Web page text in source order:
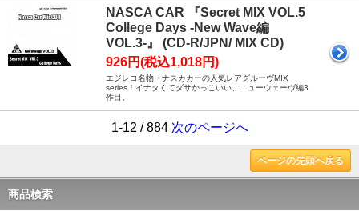
NASCA CAR 『Secret MIX VOL.5
College Days -New Wave編
VOL.3-』 (CD-R/JPN/ MIX CD)
926円(税込1,018円)
エジレコ名物・ナスカカーの人気レアグルーヴMIX
series！イナタくてダサかっこいい、ニューウェーヴ編3
作目。
1-12 / 884 次のページへ
ページの先頭へ戻る
商品検索